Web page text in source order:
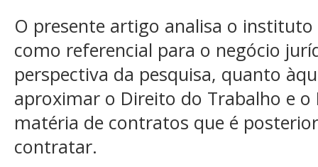
O presente artigo analisa o
como referencial para o negócio
perspectiva da pesquisa, quanto
aproximar o Direito do Trabalho e
matéria de contratos que é
contratar.